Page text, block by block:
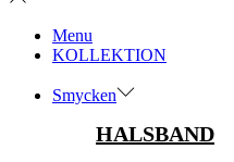
Menu
KOLLEKTION
Smycken
HALSBAND